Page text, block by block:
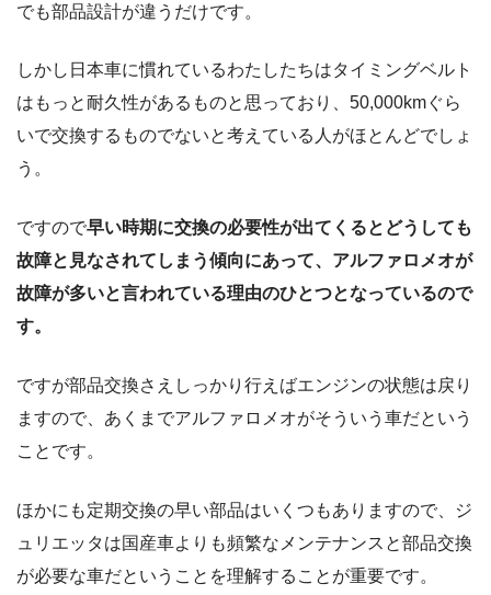
でも部品設計が違うだけです。
しかし日本車に慣れているわたしたちはタイミングベルト
はもっと耐久性があるものと思っており、50,000kmぐら
いで交換するものでないと考えている人がほとんどでしょ
う。
ですので早い時期に交換の必要性が出てくるとどうしても
故障と見なされてしまう傾向にあって、アルファロメオが
故障が多いと言われている理由のひとつとなっているので
す。
ですが部品交換さえしっかり行えばエンジンの状態は戻り
ますので、あくまでアルファロメオがそういう車だという
ことです。
ほかにも定期交換の早い部品はいくつもありますので、ジ
ュリエッタは国産車よりも頻繁なメンテナンスと部品交換
が必要な車だということを理解することが重要です。